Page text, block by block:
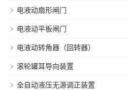
电液动扇形闸门
电液动平板闸门
电液动转角器（回转器）
滚轮罐耳导向装置
全自动液压无源调正装置